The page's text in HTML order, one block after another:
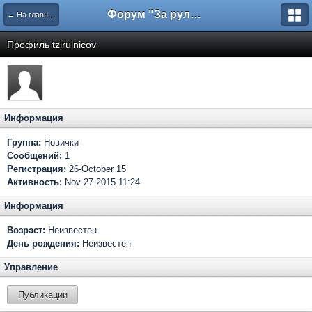
← На главную Форум "За рулем"
Профиль tzirulnicov
Информация
Группа: Новички
Сообщений: 1
Регистрация: 26-October 15
Активность: Nov 27 2015 11:24
Информация
Возраст: Неизвестен
День рождения: Неизвестен
Управление
Публикации